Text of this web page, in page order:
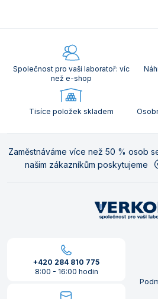
Společnost pro vaši laboratoř: víc
než e-shop
Tisíce položek skladem
Zaměstnáváme více než 50 % osob
našim zákazníkům poskytujeme
+420 284 810 775
8:00 - 16:00 hodin